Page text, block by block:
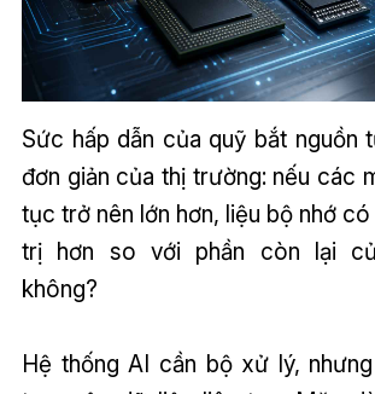
Sức hấp dẫn của quỹ bắt nguồn
đơn giản của thị trường: nếu các
tục trở nên lớn hơn, liệu bộ nhớ
trị hơn so với phần còn lại
không?
Hệ thống AI cần bộ xử lý,